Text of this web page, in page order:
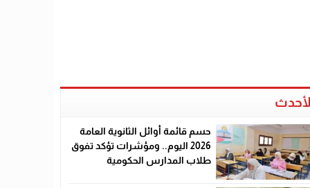
حسم قائمة أوائل الثانوية العامة
2026 اليوم.. ومؤشرات تؤكد تفوق
طلاب المدارس الحكومية